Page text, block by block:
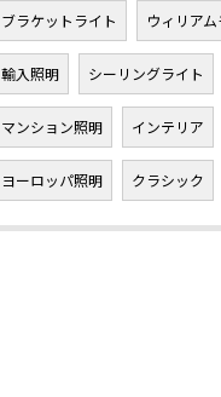
ブラケットライト ウィリア
輸入照明 シーリングライト
マンション照明 インテリア
ヨーロッパ照明 クラシック